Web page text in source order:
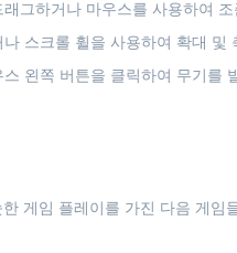
그하거나 마우스를 사용하여
스크롤 휠을 사용하여 확대 및
왼쪽 버튼을 클릭하여 무기를
게임 플레이를 가진 다음 게임